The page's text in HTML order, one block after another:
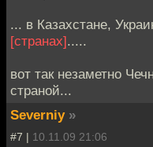
... в Казахстане,
[странах].....
вот так незаметно
страной...
Severniy »
#7 | 10.11.09 21:06